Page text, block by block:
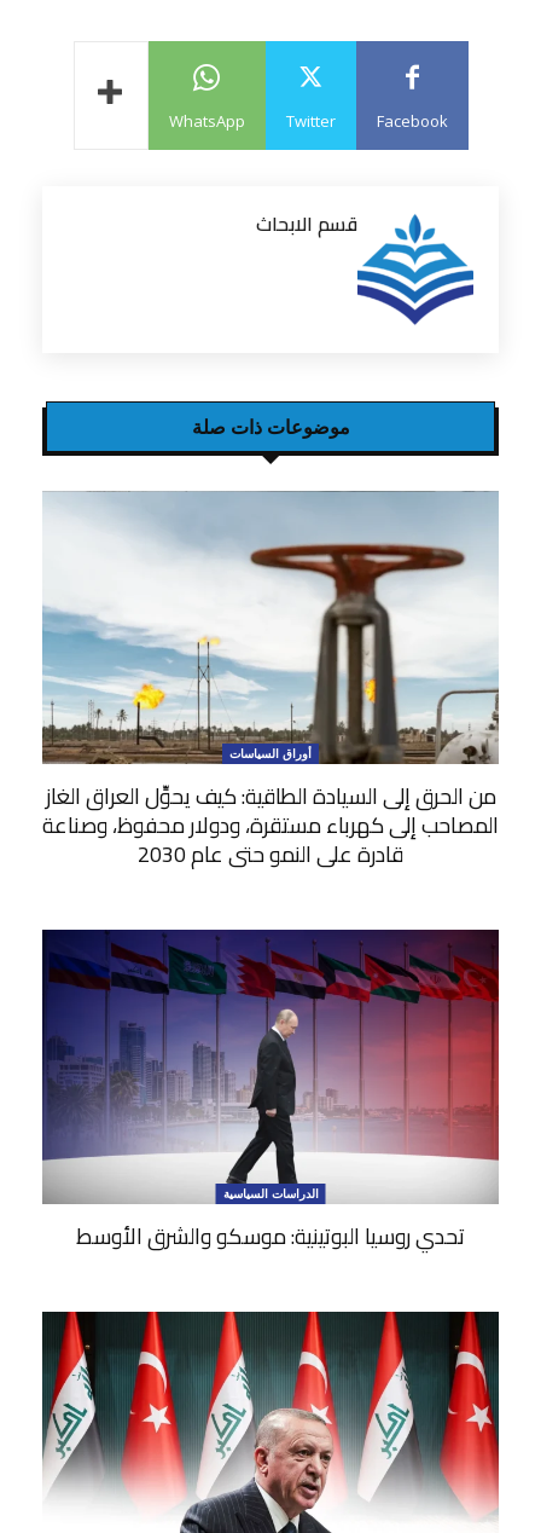
Facebook
Twitter
WhatsApp
قسم الابحاث
موضوعات ذات صلة
أوراق السياسات
من الحرق إلى السيادة الطاقية: كيف يحوِّل العراق الغاز
المصاحب إلى كهرباء مستقرة، ودولار محفوظ، وصناعة
قادرة على النمو حتى عام 2030
الدراسات السياسية
تحدي روسيا البوتينية: موسكو والشرق الأوسط